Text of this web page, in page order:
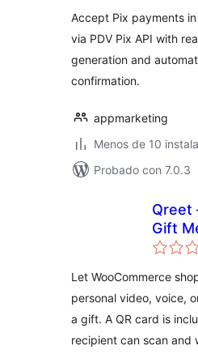
Accept Pix payments
via PDV Pix API with
generation and
confirmation.
appmarketing
Menos de 10
Probado con 7.0.3
Qreet
Gift
Let WooCommerce
personal video, voice,
a gift. A QR card is
recipient can scan and